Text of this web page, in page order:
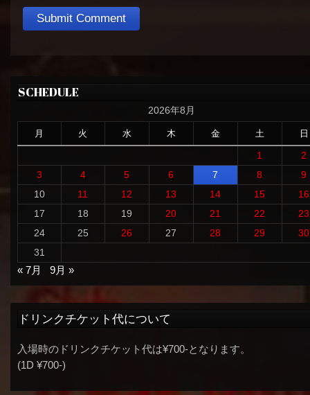
SCHEDULE
2026年8月
月 火 水 木 金 土 日
1
2
3
4 5 6 7 8
9
10
11 12 13 14 15
16
17
18 19 20 21 22
23
24
25 26 27 28 29
30
31
« 7月
9月 »
ドリンクチケット代について
入場時のドリンクチケット代は¥700-となります。
(1D ¥700-)